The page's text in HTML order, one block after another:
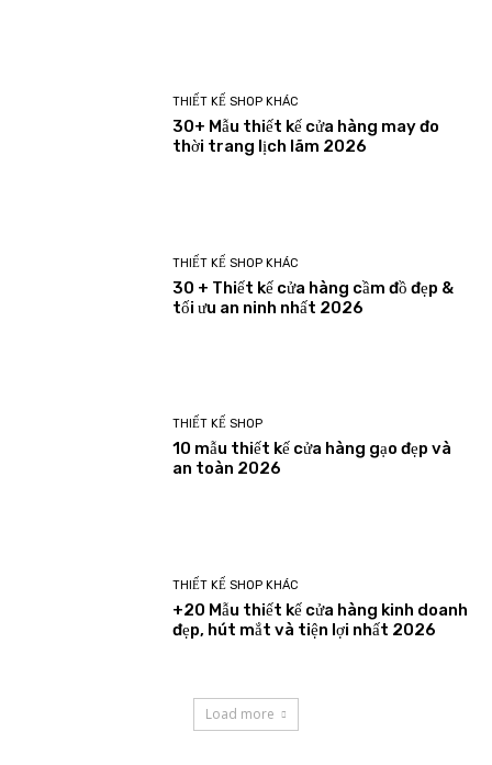
THIẾT KẾ SHOP KHÁC
30+ Mẫu thiết kế cửa hàng may đo
thời trang lịch lãm 2026
THIẾT KẾ SHOP KHÁC
30 + Thiết kế cửa hàng cầm đồ đẹp &
tối ưu an ninh nhất 2026
THIẾT KẾ SHOP
10 mẫu thiết kế cửa hàng gạo đẹp và
an toàn 2026
THIẾT KẾ SHOP KHÁC
+20 Mẫu thiết kế cửa hàng kinh doanh
đẹp, hút mắt và tiện lợi nhất 2026
Load more